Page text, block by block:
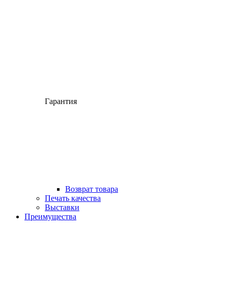
Гарантия
Возврат товара
Печать качества
Выставки
Преимущества